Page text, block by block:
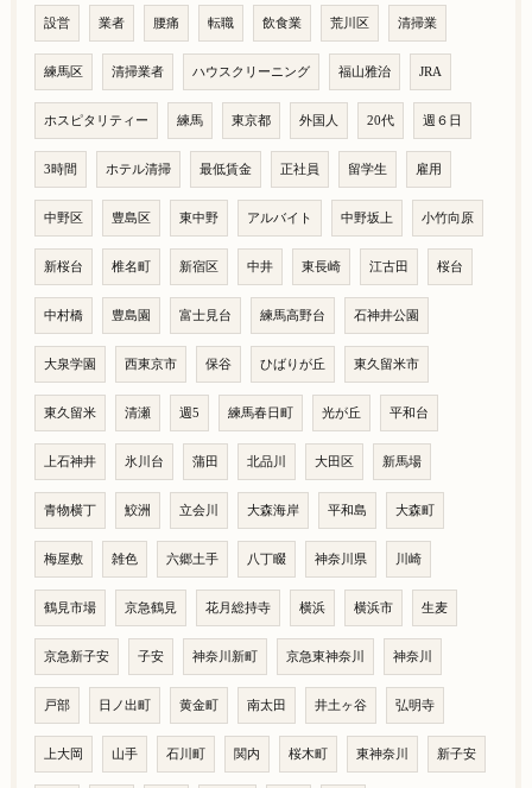
設営 業者 腰痛 転職 飲食業 荒川区 清掃業
練馬区 清掃業者 ハウスクリーニング 福山雅治 JRA
ホスピタリティー 練馬 東京都 外国人 20代 週６日
3時間 ホテル清掃 最低賃金 正社員 留学生 雇用
中野区 豊島区 東中野 アルバイト 中野坂上 小竹向原
新桜台 椎名町 新宿区 中井 東長崎 江古田 桜台
中村橋 豊島園 富士見台 練馬高野台 石神井公園
大泉学園 西東京市 保谷 ひばりが丘 東久留米市
東久留米 清瀬 週5 練馬春日町 光が丘 平和台
上石神井 氷川台 蒲田 北品川 大田区 新馬場
青物横丁 鮫洲 立会川 大森海岸 平和島 大森町
梅屋敷 雑色 六郷土手 八丁畷 神奈川県 川崎
鶴見市場 京急鶴見 花月総持寺 横浜 横浜市 生麦
京急新子安 子安 神奈川新町 京急東神奈川 神奈川
戸部 日ノ出町 黄金町 南太田 井土ヶ谷 弘明寺
上大岡 山手 石川町 関内 桜木町 東神奈川 新子安